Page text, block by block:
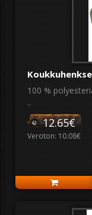
100 %
..
12.65€
Veroton: 10.08€